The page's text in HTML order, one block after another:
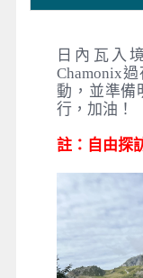
日內瓦入
Chamonix
動，並準備
行，加油！
註：自由探